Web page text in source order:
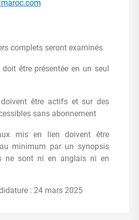
complets seront examinés
être présentée en un seul
être actifs et sur des
sans abonnement
mis en lien doivent être
minimum par un synopsis
ne sont ni en anglais ni en
: 24 mars 2025